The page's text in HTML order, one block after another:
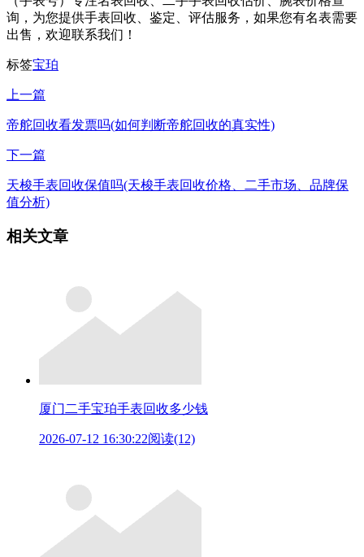
询，为您提供手表回收、鉴定、评估服务，如果您有名表需要
出售，欢迎联系我们！
标签宝珀
上一篇
帝舵回收看发票吗(如何判断帝舵回收的真实性)
下一篇
天梭手表回收保值吗(天梭手表回收价格、二手市场、品牌保
值分析)
相关文章
厦门二手宝珀手表回收多少钱
2026-07-12 16:30:22阅读(12)